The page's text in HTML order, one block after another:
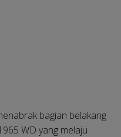
bagian belakang
WD yang melaju